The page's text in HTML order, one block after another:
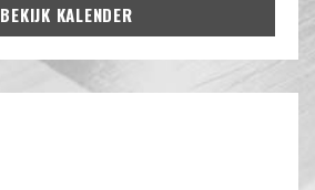
BEKIJK KALENDER